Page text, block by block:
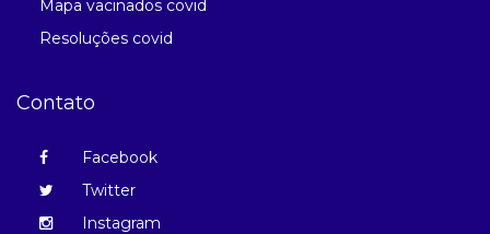
Mapa vacinados covid
Resoluções covid
Contato
Facebook
Twitter
Instagram